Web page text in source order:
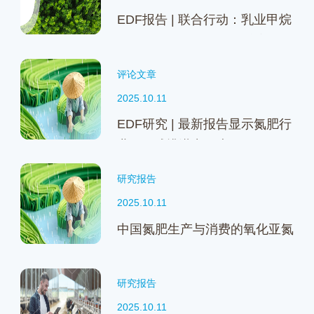
EDF报告 | 联合行动：乳业甲烷
评论文章
2025.10.11
EDF研究 | 最新报告显示氮肥行
研究报告
2025.10.11
中国氮肥生产与消费的氧化亚氮
研究报告
2025.10.11